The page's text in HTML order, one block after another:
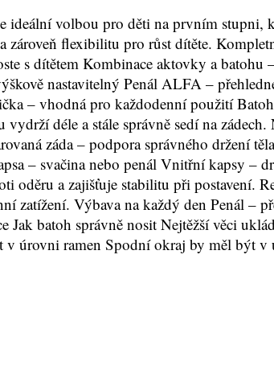
ideální volbou pro děti na prvním
flexibilitu pro růst dítěte.
s dítětem Kombinace aktovky a
nastavitelný Penál ALFA –
– vhodná pro každodenní použití
déle a stále správně sedí na
záda – podpora správného držení
– svačina nebo penál Vnitřní kapsy
oděru a zajišťuje stabilitu při postavení.
zatížení. Výbava na každý den Penál –
batoh správně nosit Nejtěžší věci
úrovni ramen Spodní okraj by měl být v